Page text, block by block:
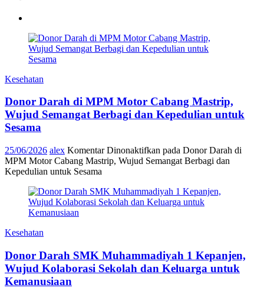
Kesehatan
Donor Darah di MPM Motor Cabang Mastrip,
Wujud Semangat Berbagi dan Kepedulian untuk
Sesama
25/06/2026 alex Komentar Dinonaktifkan pada Donor Darah di
MPM Motor Cabang Mastrip, Wujud Semangat Berbagi dan
Kepedulian untuk Sesama
Kesehatan
Donor Darah SMK Muhammadiyah 1 Kepanjen,
Wujud Kolaborasi Sekolah dan Keluarga untuk
Kemanusiaan